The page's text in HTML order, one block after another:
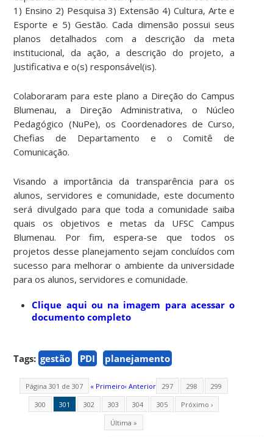
1) Ensino 2) Pesquisa 3) Extensão 4) Cultura, Arte e
Esporte e 5) Gestão. Cada dimensão possui seus
planos detalhados com a descrição da meta
institucional, da ação, a descrição do projeto, a
Justificativa e o(s) responsável(is).
Colaboraram para este plano a Direção do Campus
Blumenau, a Direção Administrativa, o Núcleo
Pedagógico (NuPe), os Coordenadores de Curso,
Chefias de Departamento e o Comitê de
Comunicação.
Visando a importância da transparência para os
alunos, servidores e comunidade, este documento
será divulgado para que toda a comunidade saiba
quais os objetivos e metas da UFSC Campus
Blumenau. Por fim, espera-se que todos os
projetos desse planejamento sejam concluídos com
sucesso para melhorar o ambiente da universidade
para os alunos, servidores e comunidade.
Clique aqui ou na imagem para acessar o
documento completo
Tags: gestão PDI planejamento
Página 301 de 307 « Primeiro‹ Anterior 297 298
299
300
301 302 303 304 305
Próximo ›
Última »